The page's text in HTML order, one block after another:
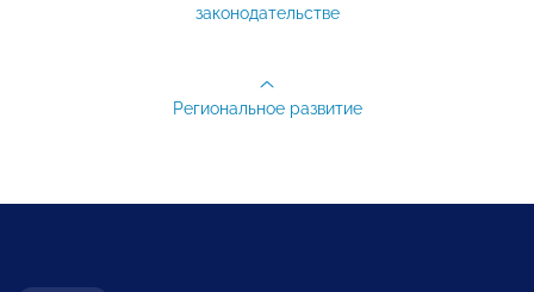
законодательстве
Региональное развитие